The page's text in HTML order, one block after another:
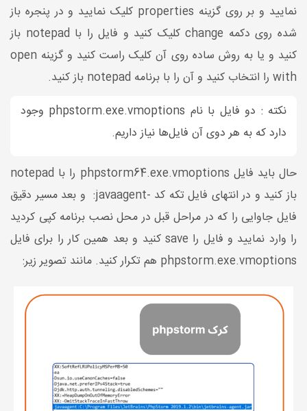
نمایید و بر روی گزینه properties کلیک نمایید و در پنجره باز
شده روی دکمه change کلیک کنید و فایل را با notepad باز
کنید و یا به روش ساده روی آن کلیک راست کنید و گزینه open
with را انتخاب کنید و آن را با برنامه notepad باز کنید.
نکته : دو فایل با نام phpstorm.exe.vmoptions وجود
دارد که به هر دوی آن فایل‌ها نیاز داریم.
حال باید فایل phpstorm64.exe.vmoptions را با notepad
باز کنید و در انتهای فایل تکه کد -javaagent: و بعد مسیر دقیق
فایل جاوایی را که در مراحل قبل در محل نصب برنامه کپی کردید
را وارد نمایید و فایل را save کنید و بعد همین کار را برای فایل
phpstorm.exe.vmoptions هم تکرار کنید. مانند تصویر زیر: